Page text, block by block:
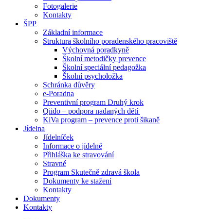
Fotogalerie
Kontakty
ŠPP
Základní informace
Struktura školního poradenského pracoviště
Výchovná poradkyně
Školní metodičky prevence
Školní speciální pedagožka
Školní psycholožka
Schránka důvěry
e-Poradna
Preventivní program Druhý krok
Qiido – podpora nadaných dětí
KiVa program – prevence proti šikaně
Jídelna
Jídelníček
Informace o jídelně
Přihláška ke stravování
Stravné
Program Skutečně zdravá škola
Dokumenty ke stažení
Kontakty
Dokumenty
Kontakty